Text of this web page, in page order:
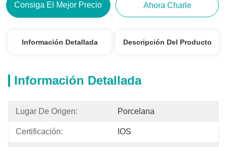
Consiga El Mejor Precio Ahora Charle
Información Detallada Descripción Del Producto
Información Detallada
Lugar De Origen: Porcelana
Certificación: IOS